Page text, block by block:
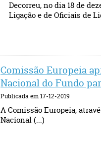
Decorreu, no dia 18 de
Ligação e de Oficiais de
Comissão Europeia
Nacional do Fundo
Publicada em 17-12-2019
A Comissão Europeia,
Nacional (...)